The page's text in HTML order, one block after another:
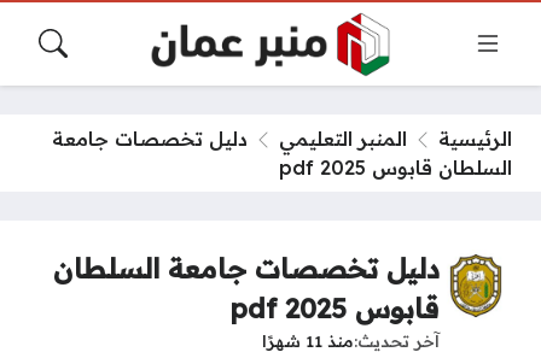
الرئيسية المنبر التعليمي
دليل تخصصات جامعة
السلطان قابوس pdf 2025
دليل تخصصات جامعة السلطان
قابوس pdf 2025
آخر تحديث منذ 11 شهرًا